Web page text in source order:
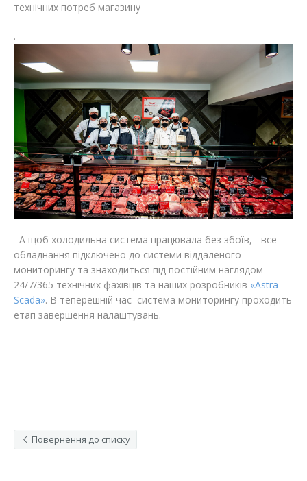
технічних потреб магазину
.
А щоб холодильна система працювала без збоїв, - все
обладнання підключено до системи віддаленого
мониторингу та знаходиться під постійним наглядом
24/7/365 технічних фахівців та наших розробників «Astra
Scada». В теперешній час система мониторингу проходить
етап завершення налаштувань.
Повернення до списку